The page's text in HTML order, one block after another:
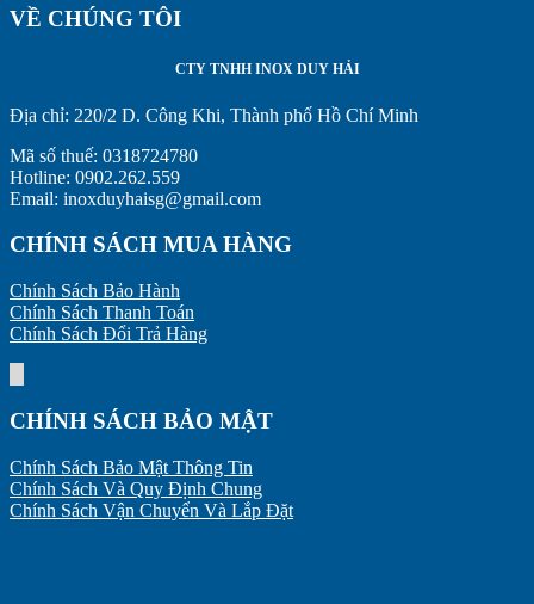
VỀ CHÚNG TÔI
CTY TNHH INOX DUY HẢI
Địa chỉ: 220/2 D. Công Khi, Thành phố Hồ Chí Minh
Mã số thuế: 0318724780
Hotline: 0902.262.559
Email: inoxduyhaisg@gmail.com
CHÍNH SÁCH MUA HÀNG
Chính Sách Bảo Hành
Chính Sách Thanh Toán
Chính Sách Đổi Trả Hàng
CHÍNH SÁCH BẢO MẬT
Chính Sách Bảo Mật Thông Tin
Chính Sách Và Quy Định Chung
Chính Sách Vận Chuyển Và Lắp Đặt